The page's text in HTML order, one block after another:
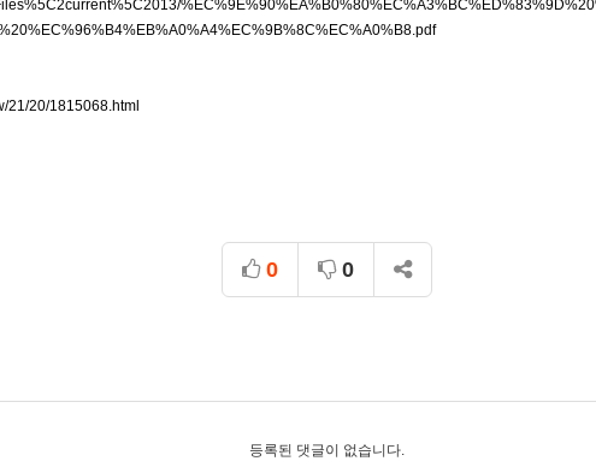
21/20/1815068.html
0 0
등록된 댓글이 없습니다.